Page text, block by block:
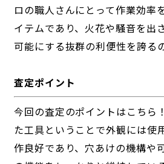
ロの職人さんにとって作業効率
イテムであり、火花や騒音を出
可能にする抜群の利便性を誇る
査定ポイント
今回の査定のポイントはこちら
た工具ということで外観には使
作良好であり、穴あけの機構や